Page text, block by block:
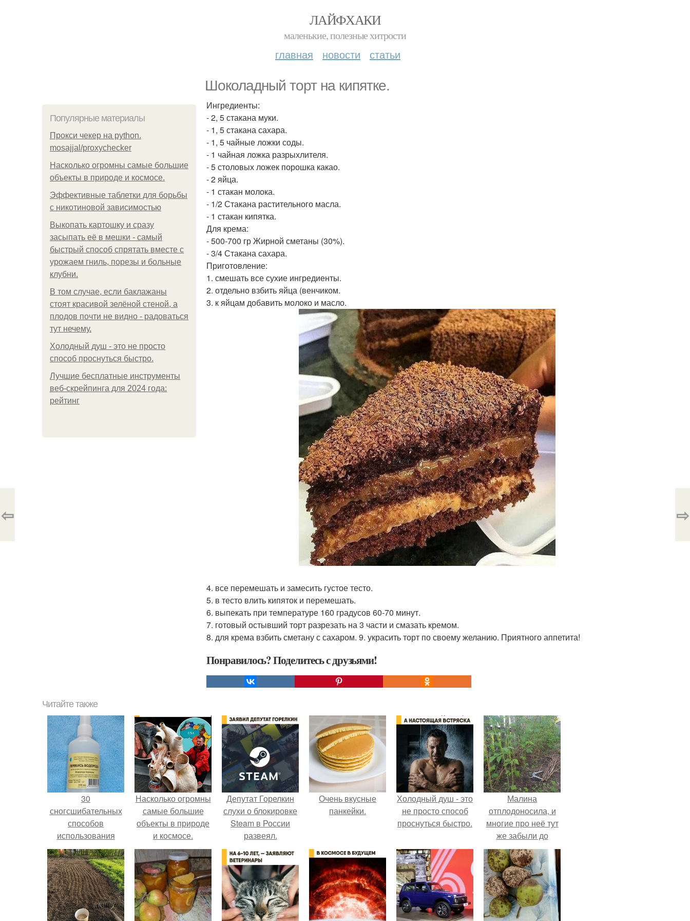
ЛАЙФХАКИ
маленькие, полезные хитрости
главная новости статьи
Шоколадный торт на кипятке.
Популярные материалы
Прокси чекер на python.
mosajjal/proxychecker
Насколько огромны самые большие
объекты в природе и космосе.
Эффективные таблетки для борьбы
с никотиновой зависимостью
Выкопать картошку и сразу
засыпать её в мешки - самый
быстрый способ спрятать вместе с
урожаем гниль, порезы и больные
клубни.
В том случае, если баклажаны
стоят красивой зелёной стеной, а
плодов почти не видно - радоваться
тут нечему.
Холодный душ - это не просто
способ проснуться быстро.
Лучшие бесплатные инструменты
веб-скрейпинга для 2024 года:
рейтинг
Ингредиенты:
- 2, 5 стакана муки.
- 1, 5 стакана сахара.
- 1, 5 чайные ложки соды.
- 1 чайная ложка разрыхлителя.
- 5 столовых ложек порошка какао.
- 2 яйца.
- 1 стакан молока.
- 1/2 Стакана растительного масла.
- 1 стакан кипятка.
Для крема:
- 500-700 гр Жирной сметаны (30%).
- 3/4 Стакана сахара.
Приготовление:
1. смешать все сухие ингредиенты.
2. отдельно взбить яйца (венчиком.
3. к яйцам добавить молоко и масло.
4. все перемешать и замесить густое тесто.
5. в тесто влить кипяток и перемешать.
6. выпекать при температуре 160 градусов 60-70 минут.
7. готовый остывший торт разрезать на 3 части и смазать кремом.
8. для крема взбить сметану с сахаром. 9. украсить торт по своему желанию. Приятного аппетита!
Понравилось? Поделитесь с друзьями!
⇦ ⇨
Читайте также
30
сногсшибательных
способов
использования
перекиси водорода,
о которых вы
должны знать!
Насколько огромны
самые большие
объекты в природе
и космосе.
Депутат Горелкин
слухи о блокировке
Steam в России
развеял.
Очень вкусные
панкейки.
Холодный душ - это
не просто способ
проснуться быстро.
Малина
отплодоносила, и
многие про неё тут
же забыли до
следующего лета.